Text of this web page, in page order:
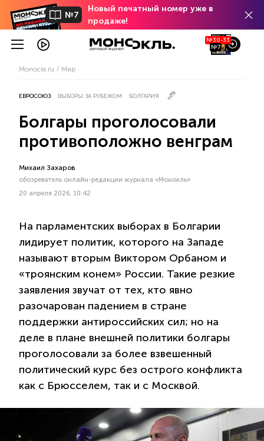
№7
Новый печатный номер уже в
продаже!
№30-33
№7
Monocle.ru Мир
ЕВРОСОЮЗ ВЫБОРЫ ЗА РУБЕЖОМ БОЛГАРИЯ
Болгары проголосовали
противоположно венграм
Михаил Захаров
обозреватель онлайн-редакции журнала «Монокль»
20 апреля 2026, 10:42
На парламентских выборах в Болгарии
лидирует политик, которого на Западе
называют вторым Виктором Орбаном и
«троянским конем» России. Такие резкие
заявления звучат от тех, кто явно
разочарован падением в стране
поддержки антироссийских сил; но на
деле в плане внешней политики болгары
проголосовали за более взвешенный
политический курс без острого конфликта
как с Брюсселем, так и с Москвой.